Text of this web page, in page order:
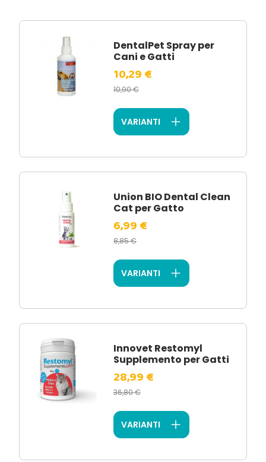
DentalPet Spray per
Cani e Gatti
10,29 €
10,90 €
VARIANTI
Union BIO Dental Clean
Cat per Gatto
6,99 €
8,85 €
VARIANTI
Innovet Restomyl
Supplemento per Gatti
28,99 €
36,80 €
VARIANTI